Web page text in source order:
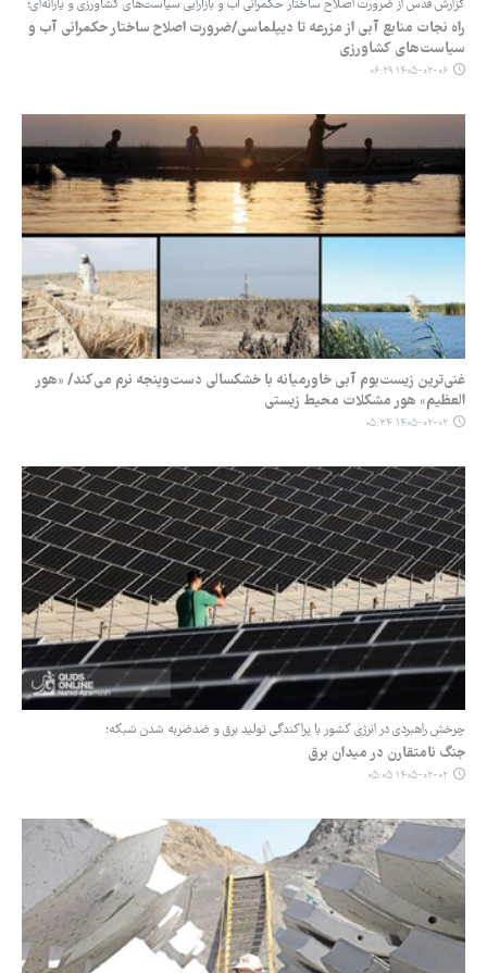
گزارش قدس از ضرورت اصلاح ساختار حکمرانی آب و بازآرایی سیاست‌های کشاورزی و یارانه‌ای؛
راه نجات منابع آبی از مزرعه تا دیپلماسی/ضرورت اصلاح ساختار حکمرانی آب و
سیاست‌های کشاورزی
۱۴۰۵-۰۲-۰۶ ۰۶:۲۹
غنی‌ترین زیست‌بوم‌ آبی خاورمیانه با خشکسالی دست‌وپنجه نرم می‌کند/ «هور
العظیم» هور مشکلات محیط زیستی
۱۴۰۵-۰۲-۰۲ ۰۵:۳۴
چرخش راهبردی در انرژی کشور با پراکندگی تولید برق و ضدضربه شدن شبکه؛
جنگ نامتقارن در میدان برق
۱۴۰۵-۰۲-۰۲ ۰۵:۰۵